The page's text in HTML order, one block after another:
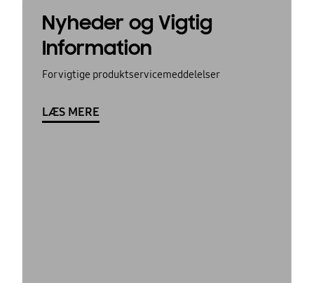
Nyheder og Vigtig
Information
For vigtige produktservicemeddelelser
LÆS MERE